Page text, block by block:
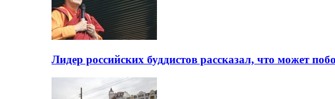
Лидер российских буддистов рассказал, что может